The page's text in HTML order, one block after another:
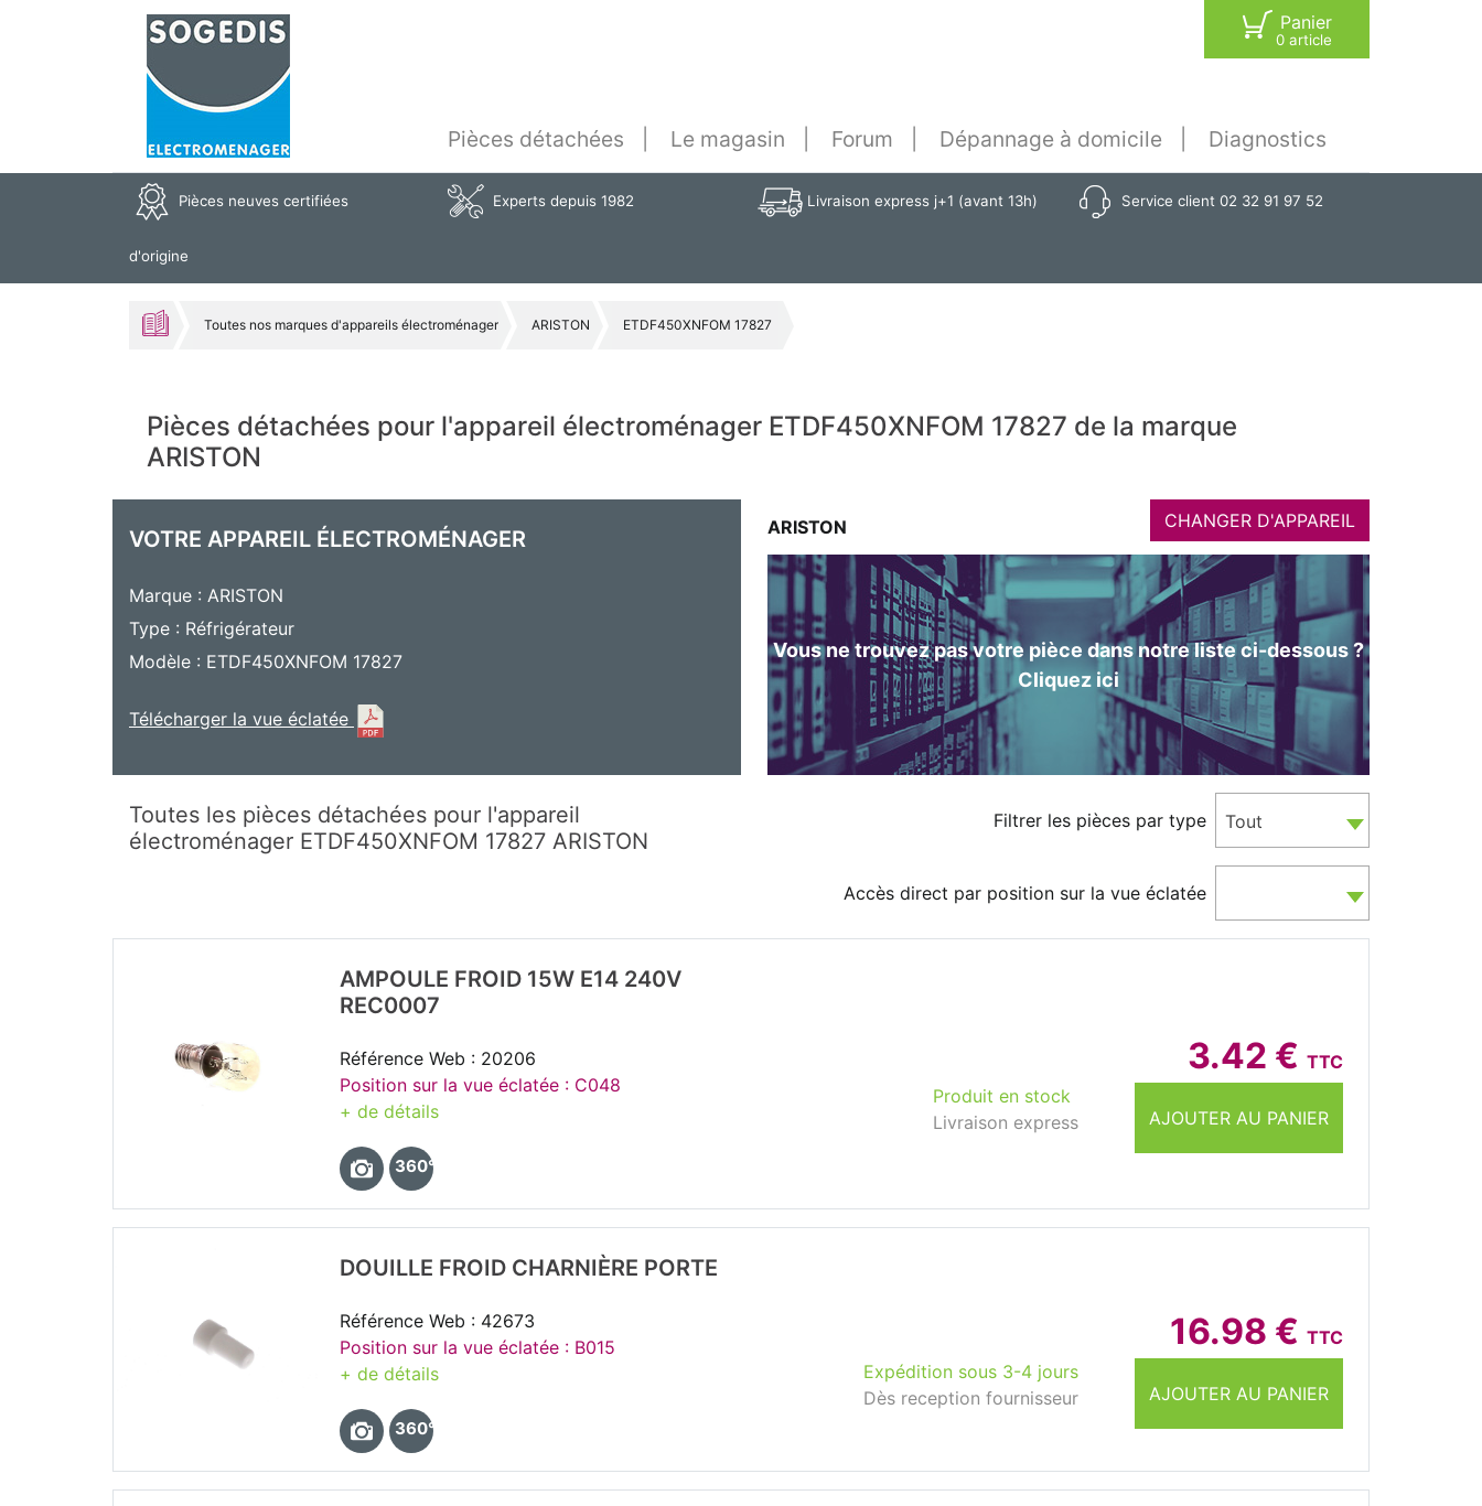
Panier
0 article
Pièces détachées Le magasin Forum Dépannage à domicile Diagnostics
Pièces neuves certifiées
d'origine
Experts depuis 1982 Livraison express j+1 (avant 13h) Service client 02 32 91 97 52
Toutes nos marques d'appareils électroménager ARISTON ETDF450XNFOM 17827
Pièces détachées pour l'appareil électroménager ETDF450XNFOM 17827 de la marque
ARISTON
VOTRE APPAREIL ÉLECTROMÉNAGER
Marque : ARISTON
Type : Réfrigérateur
Modèle : ETDF450XNFOM 17827
Télécharger la vue éclatée
ARISTON CHANGER D'APPAREIL
Vous ne trouvez pas votre pièce dans notre liste ci-dessous ?
Cliquez ici
Toutes les pièces détachées pour l'appareil
électroménager ETDF450XNFOM 17827 ARISTON
Filtrer les pièces par type Tout
Accès direct par position sur la vue éclatée
3.42 € TTC
AJOUTER AU PANIER
Produit en stock
Livraison express
AMPOULE FROID 15W E14 240V
REC0007
Référence Web : 20206
Position sur la vue éclatée : C048
+ de détails
360°
16.98 € TTC
AJOUTER AU PANIER
Expédition sous 3-4 jours
Dès reception fournisseur
DOUILLE FROID CHARNIÈRE PORTE
Référence Web : 42673
Position sur la vue éclatée : B015
+ de détails
360°